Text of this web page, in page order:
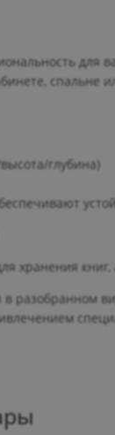
для
глубина)
хранения книг,
в разобранном